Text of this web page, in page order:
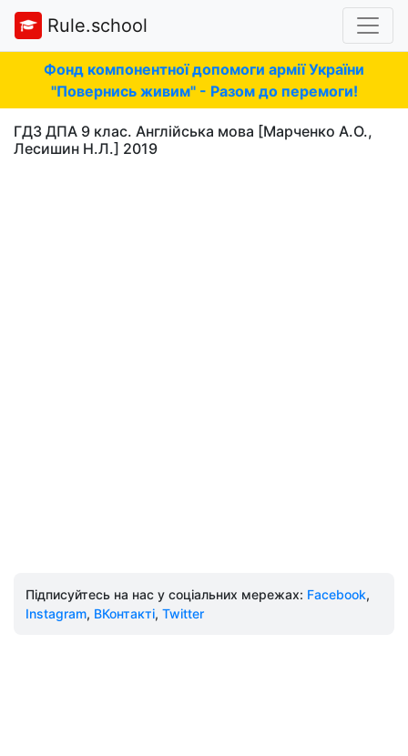
Rule.school
Фонд компонентної допомоги армії України
"Повернись живим" - Разом до перемоги!
ГДЗ ДПА 9 клас. Англійська мова [Марченко А.О.,
Лесишин Н.Л.] 2019
Підписуйтесь на нас у соціальних мережах: Facebook,
Instagram, ВКонтакті, Twitter